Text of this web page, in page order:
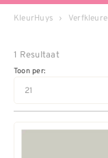
KleurHuys
1 Resultaat
Toon per: